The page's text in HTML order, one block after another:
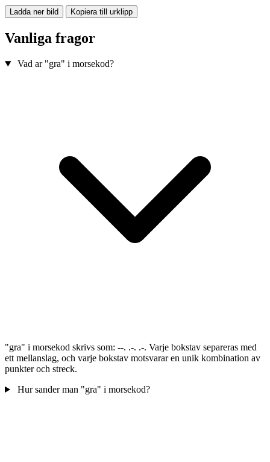
Ladda ner bild Kopiera till urklipp
Vanliga fragor
Vad ar "gra" i morsekod?
"gra" i morsekod skrivs som: --. .-. .-. Varje bokstav separeras med
ett mellanslag, och varje bokstav motsvarar en unik kombination av
punkter och streck.
Hur sander man "gra" i morsekod?